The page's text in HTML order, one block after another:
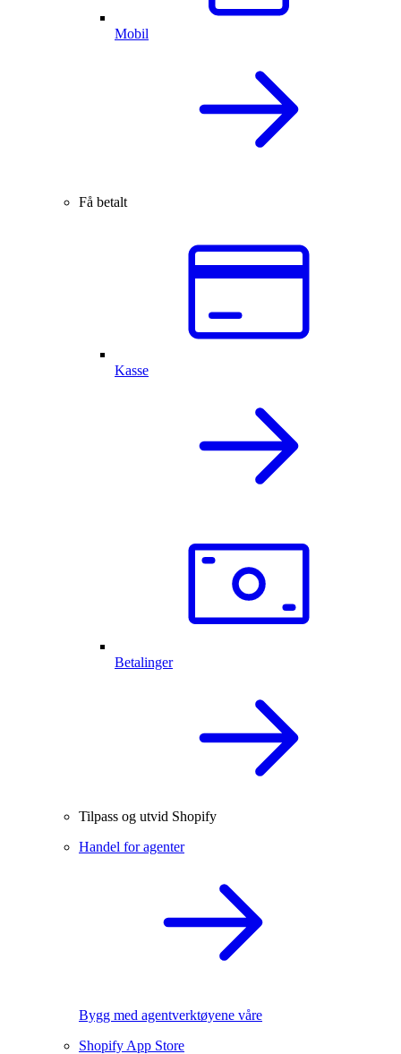
Mobil
Få betalt
Kasse
Betalinger
Tilpass og utvid Shopify
Handel for agenter
Bygg med agentverktøyene våre
Shopify App Store